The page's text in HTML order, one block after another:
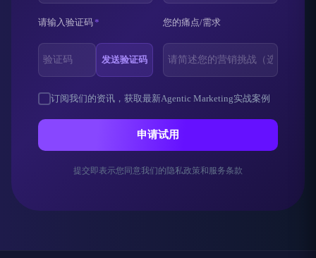
请输入验证码*
发送验证码
您的痛点/需求
订阅我们的资讯，获取最新Agentic Marketing实战案例
申请试用
提交即表示您同意我们的隐私政策和服务条款